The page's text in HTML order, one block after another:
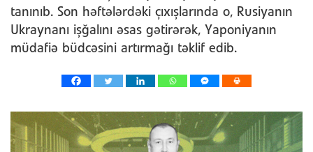
tanınıb. Son həftələrdəki çıxışlarında o, Rusiyanın
Ukraynanı işğalını əsas gətirərək, Yaponiyanın
müdafiə büdcəsini artırmağı təklif edib.